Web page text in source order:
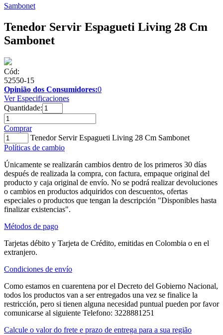
Sambonet
Tenedor Servir Espagueti Living 28 Cm
Sambonet
Cód:
52550-15
Opinião dos Consumidores:0
Ver Especificaciones
Quantidade:
Comprar
Tenedor Servir Espagueti Living 28 Cm Sambonet
Políticas de cambio
Únicamente se realizarán cambios dentro de los primeros 30 días
después de realizada la compra, con factura, empaque original del
producto y caja original de envío. No se podrá realizar devoluciones
o cambios en productos adquiridos con descuentos, ofertas
especiales o productos que tengan la descripción "Disponibles hasta
finalizar existencias".
Métodos de pago
Tarjetas débito y Tarjeta de Crédito, emitidas en Colombia o en el
extranjero.
Condiciones de envío
Como estamos en cuarentena por el Decreto del Gobierno Nacional,
todos los productos van a ser entregados una vez se finalice la
restricción, pero si tienen alguna necesidad puntual pueden por favor
comunicarse al siguiente Telefono: 3228881251
Calcule o valor do frete e prazo de entrega para a sua região